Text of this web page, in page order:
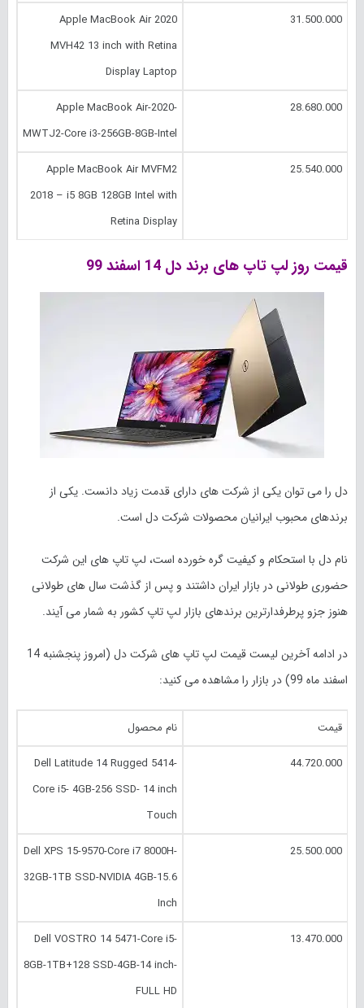
31.500.000
Apple MacBook Air 2020
MVH42 13 inch with Retina
Display Laptop
28.680.000
Apple MacBook Air-2020-
MWTJ2-Core i3-256GB-8GB-Intel
25.540.000
Apple MacBook Air MVFM2
2018 – i5 8GB 128GB Intel with
Retina Display
قیمت روز لپ تاپ های برند دل 14 اسفند 99
دل را می توان یکی از شرکت های دارای قدمت زیاد دانست. یکی از
برندهای محبوب ایرانیان محصولات شرکت دل است.
نام دل با استحکام و کیفیت گره خورده است، لپ تاپ های این شرکت
حضوری طولانی در بازار ایران داشتند و پس از گذشت سال های طولانی
هنوز جزو پرطرفدارترین برندهای بازار لپ تاپ کشور به شمار می آیند.
در ادامه آخرین لیست قیمت لپ تاپ های شرکت دل (امروز
پنجشنبه 14
اسفند ماه 99) در بازار را مشاهده می کنید:
قیمت نام محصول
44.720.000
Dell Latitude 14 Rugged 5414-
Core i5- 4GB-256 SSD- 14 inch
Touch
25.500.000
Dell XPS 15-9570-Core i7 8000H-
32GB-1TB SSD-NVIDIA 4GB-15.6
Inch
13.470.000
Dell VOSTRO 14 5471-Core i5-
8GB-1TB+128 SSD-4GB-14 inch-
FULL HD